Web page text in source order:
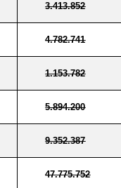
3.413.852
4.782.741
1.153.782
5.894.200
9.352.387
47.775.752